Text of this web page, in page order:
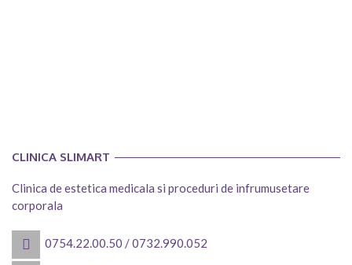
CLINICA SLIMART
Clinica de estetica medicala si proceduri de infrumusetare
corporala
0754.22.00.50 /0732.990.052